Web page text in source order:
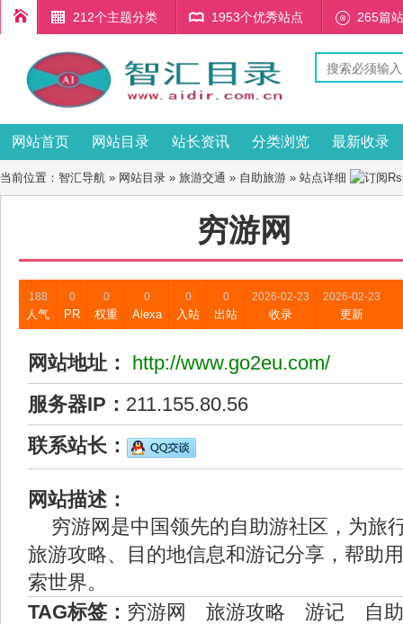
212个主题分类 1953个优秀站点 265篇
网站首页 网站目录 站长资讯 分类浏览 最新收录
当前位置： 智汇导航 » 网站目录 » 旅游交通 » 自助旅游 » 站点详细
穷游网
188
人气
0
PR
0
权重
0
Alexa
0
入站
0
出站
2026-02-23
收录
2026-02-23
更新
网站地址：
http://www.go2eu.com/
服务器IP： 211.155.80.56
联系站长：
网站描述：
穷游网是中国领先的自助游社区，为旅
旅游攻略、目的地信息和游记分享，帮助
索世界。
TAG标签： 穷游网 旅游攻略 游记
自